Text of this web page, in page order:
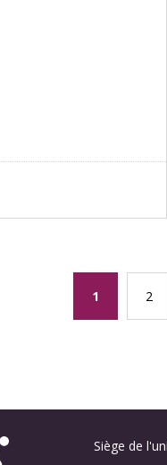
Page
1 Page
2
Siège de